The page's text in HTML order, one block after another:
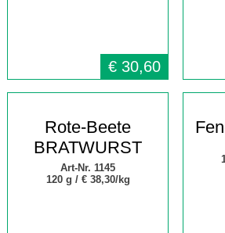
€ 30,60
Rote-Beete
BRATWURST
Art-Nr. 1145
120 g / € 38,30/kg